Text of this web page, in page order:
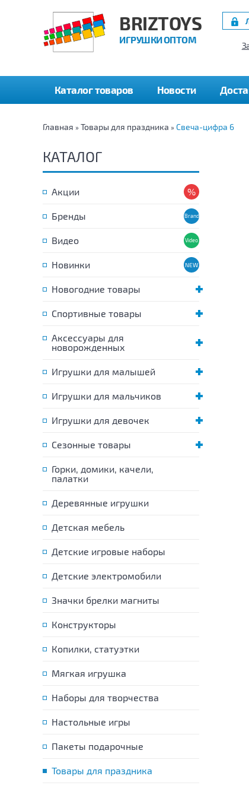
BRIZTOYS
ИГРУШКИ ОПТОМ
Каталог товаров Новости
Главная » Товары для праздника » Свеча-цифра 6
КАТАЛОГ
Акции
Бренды
Видео
Новинки
Новогодние товары
Спортивные товары
Аксессуары для
новорожденных
Игрушки для малышей
Игрушки для мальчиков
Игрушки для девочек
Сезонные товары
Горки, домики, качели,
палатки
Деревянные игрушки
Детская мебель
Детские игровые наборы
Детские электромобили
Значки брелки магниты
Конструкторы
Копилки, статуэтки
Мягкая игрушка
Наборы для творчества
Настольные игры
Пакеты подарочные
Товары для праздника
шарами 240 см
175 р.